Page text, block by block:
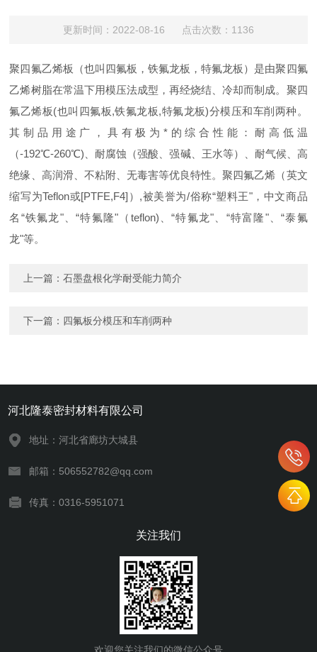
更新时间：2022-08-16 点击次数：1136
聚四氟乙烯板（也叫四氟板，铁氟龙板，特氟龙板）是由聚四氟
乙烯树脂在常温下用模压法成型，再经烧结、冷却而制成。 聚四
氟乙烯板(也叫四氟板,铁氟龙板,特氟龙板)分模压和车削两种。
其制品用途广，具有极为*的综合性能：耐高低温
（-192℃-260℃)、耐腐蚀（强酸、强碱、 王水等）、耐气候、高
绝缘、高润滑、不粘附、无毒害等优良特性。聚四氟乙烯（英文
缩写为Teflon或[PTFE,F4]）,被美誉为/俗称“塑料王"，中文商品
名“铁氟龙"、“特氟隆"（teflon)、“特氟龙"、“特富隆"、“泰氟
龙"等。
上一篇：石墨盘根化学耐受能力简介
下一篇： 四氟板分模压和车削两种
河北隆泰密封材料有限公司
地址：河北省廊坊大城县
邮箱：506552782@qq.com
传真：0316-5951071
关注我们